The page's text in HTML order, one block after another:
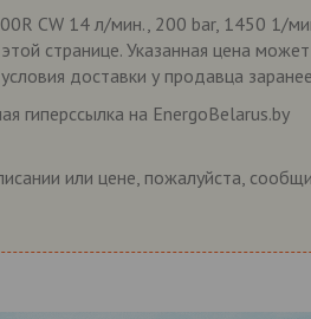
CW 14 л/мин., 200 bar, 1450 1/
странице. Указанная цена может
доставки у продавца
гиперссылка на EnergoBelarus.by
или цене, пожалуйста,